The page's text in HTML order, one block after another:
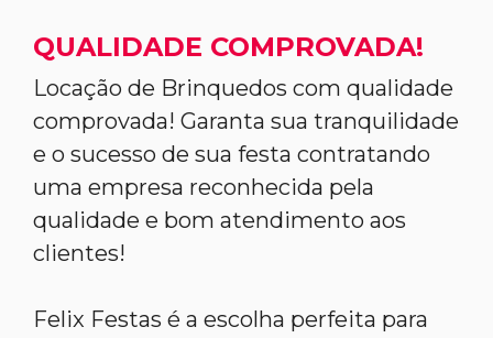
QUALIDADE COMPROVADA!
Locação de Brinquedos com qualidade
comprovada! Garanta sua tranquilidade
e o sucesso de sua festa contratando
uma empresa reconhecida pela
qualidade e bom atendimento aos
clientes!
Felix Festas é a escolha perfeita para